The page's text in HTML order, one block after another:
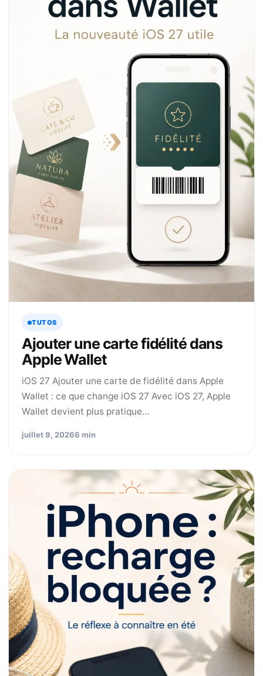
TUTOS
Ajouter une carte fidélité dans
Apple Wallet
iOS 27 Ajouter une carte de fidélité dans Apple
Wallet : ce que change iOS 27 Avec iOS 27, Apple
Wallet devient plus pratique…
juillet 9, 20266 min